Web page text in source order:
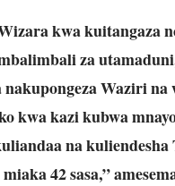
kwa kuitangaza
za
Waziri na
kwa kazi kubwa
na kuliendesha
42 sasa,”